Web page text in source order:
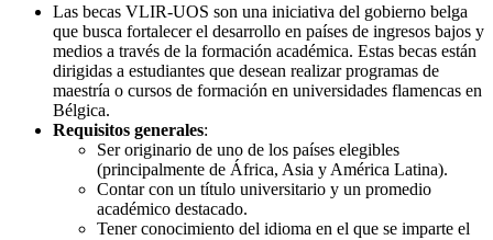
Las becas VLIR-UOS son una iniciativa del gobierno belga
que busca fortalecer el desarrollo en países de ingresos bajos y
medios a través de la formación académica. Estas becas están
dirigidas a estudiantes que desean realizar programas de
maestría o cursos de formación en universidades flamencas en
Bélgica.
Requisitos generales:
Ser originario de uno de los países elegibles
(principalmente de África, Asia y América Latina).
Contar con un título universitario y un promedio
académico destacado.
Tener conocimiento del idioma en el que se imparte el